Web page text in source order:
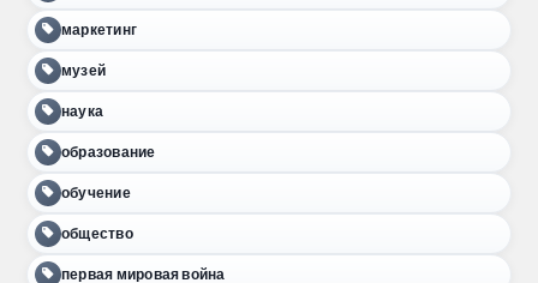
маркетинг
музей
наука
образование
обучение
общество
первая мировая война